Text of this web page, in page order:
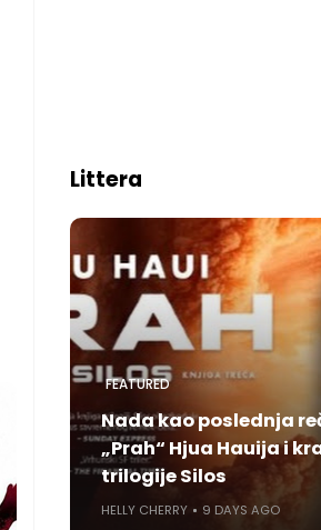
Littera
FEATURED
Nada kao poslednja
„Prah“ Hjua Hauija i
trilogije Silos
HELLY CHERRY 9 DAYS AGO